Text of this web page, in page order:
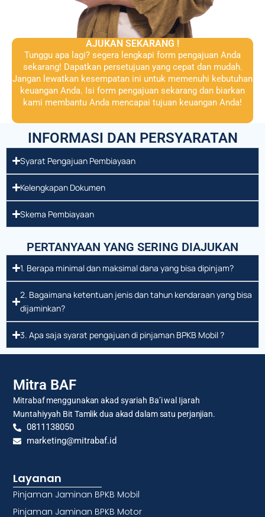
AJUKAN SEKARANG !
Tunggu apa lagi? segera lengkapi form pengajuan Anda
sekarang! Dapatkan persetujuan yang cepat dan mudah.
Jangan lewatkan kesempatan ini untuk memenuhi kebutuhan
keuangan Anda. Isi form pengajuan sekarang dan biarkan
kami membantu Anda mencapai tujuan keuangan Anda!
INFORMASI DAN PERSYARATAN
Syarat Pengajuan Pembiayaan
Kelengkapan Dokumen
Skema Pembiayaan
PERTANYAAN YANG SERING DIAJUKAN
1. Berapa minimal dan maksimal dana yang bisa dipinjam?
2. Bagaimana ketentuan jenis dan tahun kendaraan yang bisa
dijaminkan?
3. Apa saja syarat pengajuan di pinjaman BPKB Mobil ?
Mitra BAF
Mitrabaf menggunakan akad syariah Ba’i wal Ijarah
Muntahiyyah Bit Tamlik dua akad dalam satu perjanjian.
0811138050
marketing@mitrabaf.id
Layanan
Pinjaman Jaminan BPKB Mobil
Pinjaman Jaminan BPKB Motor